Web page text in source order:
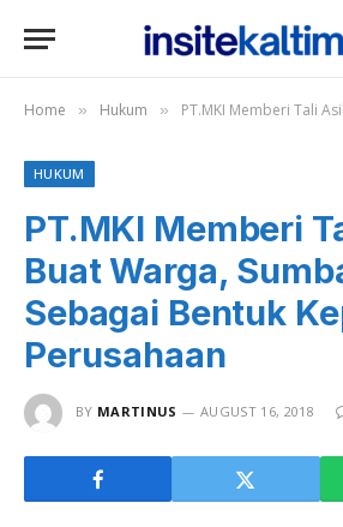
Home » Hukum » PT.MKI Memberi Tali Asih Buat Warga,
HUKUM
PT.MKI Memberi
Buat Warga,
Sebagai Bentuk
Perusahaan
BY MARTINUS AUGUST 16, 2018